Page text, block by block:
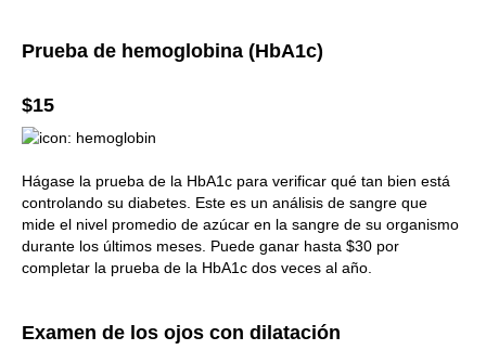
Prueba de hemoglobina (HbA1c)
$15
Hágase la prueba de la HbA1c para verificar qué tan bien está
controlando su diabetes. Este es un análisis de sangre que
mide el nivel promedio de azúcar en la sangre de su organismo
durante los últimos meses. Puede ganar hasta $30 por
completar la prueba de la HbA1c dos veces al año.
Examen de los ojos con dilatación